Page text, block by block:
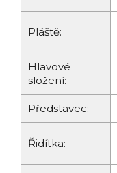
Pláště:
Hlavové
složení:
Představec:
Řidítka: